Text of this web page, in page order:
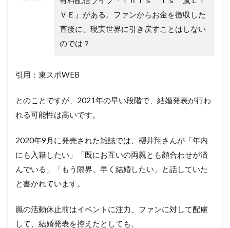
ＶＥ』がある。ファンからお金を徴収した
直後に、現実世界に引き戻すことはしない
のでは？
引用：東スポWEB
とのことですが、2021年の早い段階で、結婚発表が行わ
れる可能性は高いです。
2020年9月に発売された雑誌では、櫻井翔さんが「年内
にも入籍したい」「既にお互いの両親とも顔合わせが済
んでいる」「もう限界、早く結婚したい」と話していた
と書かれています。
嵐の活動休止前はイベントに注力、ファンに対して配慮
して、結婚発表を控えたとしても、